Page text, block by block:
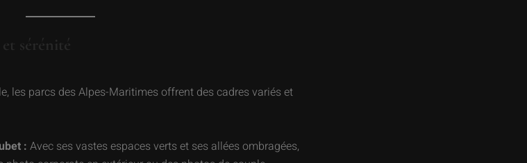
et sérénité
les parcs des Alpes-Maritimes offrent des cadres variés et
: Avec ses vastes espaces verts et ses allées ombragées,